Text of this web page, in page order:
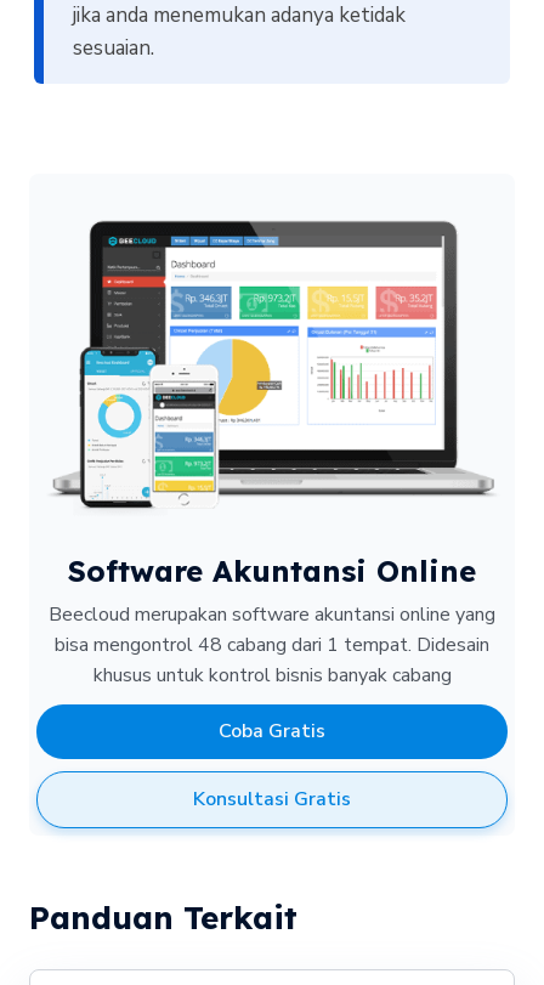
jika anda menemukan adanya ketidak
sesuaian.
Software Akuntansi Online
Beecloud merupakan software akuntansi online yang
bisa mengontrol 48 cabang dari 1 tempat. Didesain
khusus untuk kontrol bisnis banyak cabang
Coba Gratis
Konsultasi Gratis
Panduan Terkait